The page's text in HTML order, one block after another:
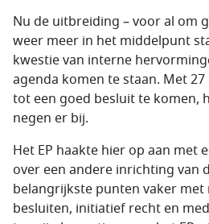
Nu de uitbreiding – voor al om
weer meer in het middelpunt
kwestie van interne
agenda komen te staan. Met
tot een goed besluit te komen,
negen er bij.
Het EP haakte hier op aan met
over een andere inrichting van
belangrijkste punten vaker met
besluiten, initiatief recht en